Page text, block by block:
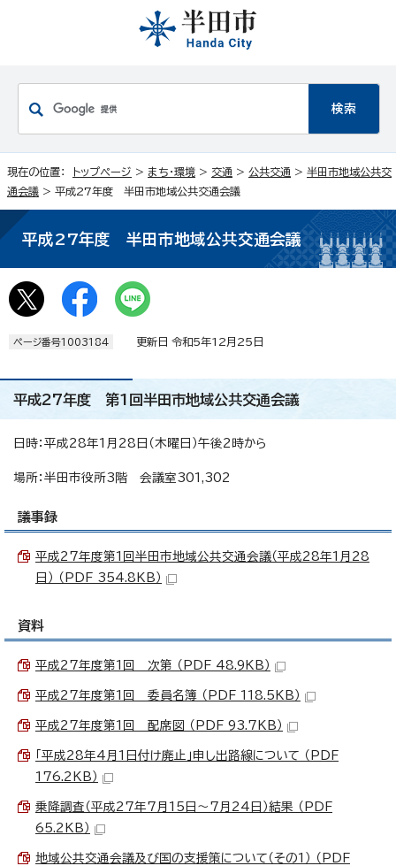
現在の位置： トップページ > まち・環境 > 交通 > 公共交通 > 半田市地域公共交
通会議 > 平成27年度 半田市地域公共交通会議
平成27年度 半田市地域公共交通会議
ページ番号1003184 更新日 令和5年12月25日
平成27年度 第1回半田市地域公共交通会議
日時：平成28年1月28日（木曜日）午後2時から
場所：半田市役所3階 会議室301,302
議事録
平成27年度第1回半田市地域公共交通会議（平成28年1月28
日） （PDF 354.8KB）
資料
平成27年度第1回 次第 （PDF 48.9KB）
平成27年度第1回 委員名簿 （PDF 118.5KB）
平成27年度第1回 配席図 （PDF 93.7KB）
「平成28年4月1日付け廃止」申し出路線について （PDF
176.2KB）
乗降調査（平成27年7月15日～7月24日）結果 （PDF
65.2KB）
地域公共交通会議及び国の支援策について（その1） （PDF